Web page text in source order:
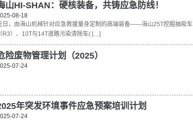
山HI-SHAN：硬核装备，共铸应急防线！
08-18
日，由海山机械针对应急救援量身定制的高端装备——海山25T挖掘抽吸车
（R3）、10T与14T道路污染清除车( […]
险废物管理计划（2025）
07-24
年突发环境事件应急预案培训计划
07-24